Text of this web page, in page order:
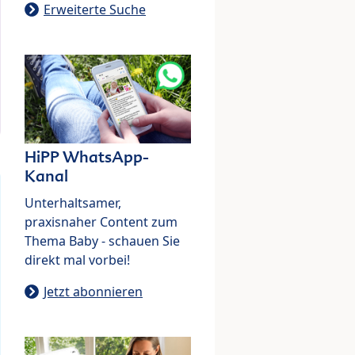
Erweiterte Suche
HiPP WhatsApp-
Kanal
Unterhaltsamer,
praxisnaher Content zum
Thema Baby - schauen Sie
direkt mal vorbei!
Jetzt abonnieren